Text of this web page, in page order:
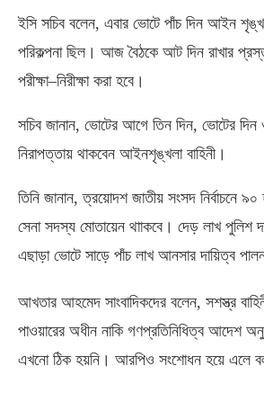
ইসি সচিব বলেন, এবার ভোটে পাঁচ দিন আইন
পরিকল্পনা ছিল। আজ বৈঠকে আট দিন রাখার
পরীক্ষা–নিরীক্ষা করা হবে।
সচিব জানান, ভোটের আগে তিন দিন, ভোটের
নিরাপত্তায় থাকবেন আইনশৃঙ্খলা বাহিনী।
তিনি জানান,ত্রয়োদশ জাতীয় সংসদ নির্বাচনে
সেনা সদস্য মোতায়েন থাাকবে। দেড় লাখ পুলিশ
এছাড়া ভোটে সাড়ে পাঁচ লাখ আনসার দায়িত্ব
আখতার আহমেদ সাংবাদিকদের বলেন, সশস্ত্র
পাওয়ারের অধীন নাকি গণপ্রতিনিধিত্ব আদেশ
এখনো ঠিক হয়নি। আরপিও সংশোধন হয়ে এলে